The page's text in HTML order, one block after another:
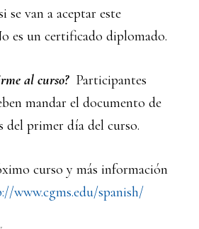
se van a aceptar este
es un certificado diplomado.
al curso? Participantes
mandar el documento de
del primer día del curso.
curso y más información
www.cgms.edu/spanish/